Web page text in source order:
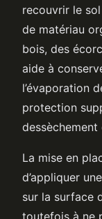
recouvrir le
de matériau
bois, des
aide à
l’évaporation
protection
dessèchement
La mise en
d’appliquer
sur la surface
toutefois à ne